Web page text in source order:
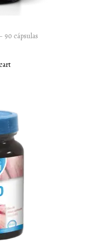
90 cápsulas